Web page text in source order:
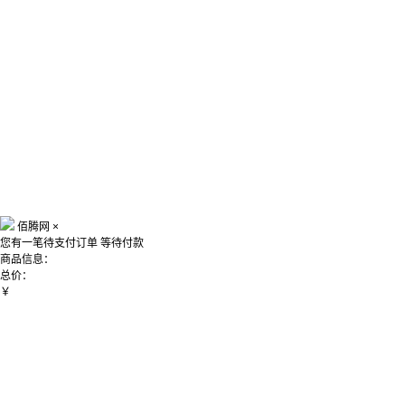
佰腾网 ×
您有一笔待支付订单 等待付款
商品信息：
总价：
￥